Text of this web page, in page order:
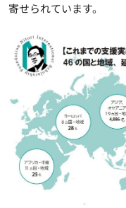
寄せられています。